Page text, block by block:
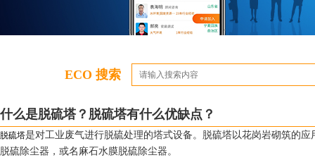
ECO 搜索
什么是脱硫塔？脱硫塔有什么优缺点？
脱硫塔是对工业废气进行脱硫处理的塔式设备。脱硫塔以花岗岩砌筑的
脱硫除尘器，或名麻石水膜脱硫除尘器。